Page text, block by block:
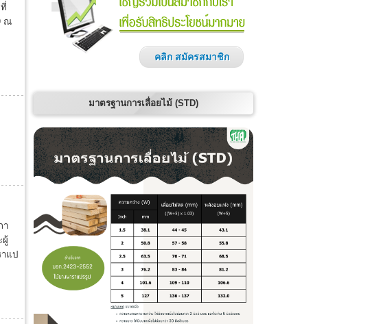
ณ
า
ผู้
แป
คลิก สมัครสมาชิก
มาตรฐานการเลื่อยไม้ (STD)